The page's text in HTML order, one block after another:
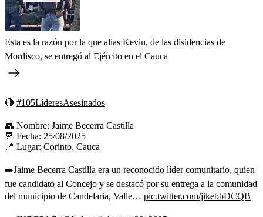
Esta es la razón por la que alias Kevin, de las disidencias de
Mordisco, se entregó al Ejército en el Cauca
🔴 #105LíderesAsesinados
👥 Nombre: Jaime Becerra Castilla
📆 Fecha: 25/08/2025
📍 Lugar: Corinto, Cauca
➡️Jaime Becerra Castilla era un reconocido líder comunitario, quien
fue candidato al Concejo y se destacó por su entrega a la comunidad
del municipio de Candelaria, Valle… pic.twitter.com/jikebbDCQB